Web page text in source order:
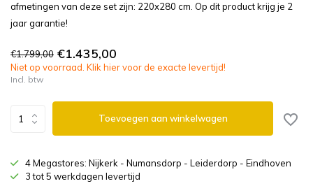
afmetingen van deze set zijn: 220x280 cm. Op dit product krijg je 2
jaar garantie!
€1.799,00 €1.435,00
Niet op voorraad. Klik hier voor de exacte levertijd!
Incl. btw
Toevoegen aan winkelwagen
4 Megastores: Nijkerk - Numansdorp - Leiderdorp - Eindhoven
3 tot 5 werkdagen levertijd